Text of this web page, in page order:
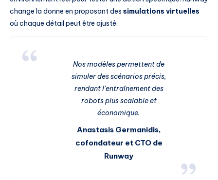
change la donne en proposant des simulations virtuelles
où chaque détail peut être ajusté.
Nos modèles permettent de
simuler des scénarios précis,
rendant l’entraînement des
robots plus scalable et
économique.
Anastasis Germanidis,
cofondateur et CTO de
Runway